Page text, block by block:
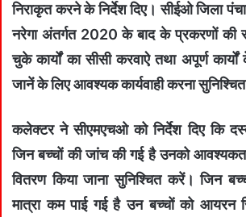
निराकृत करने के निर्देश दिए। सीईओ जिला
नरेगा अंतर्गत 2020 के बाद के प्रकरणों की
चुके कार्यों का सीसी करवाऐ तथा अपूर्ण
जानें के लिए आवश्यक कार्यवाही करना
कलेक्‍टर ने सीएमएचओ को निर्देश दिए कि
जिन बच्चों की जांच की गई है उनको
वितरण किया जाना सुनिश्चित करें। जिन
मात्रा कम पाई गई है उन बच्चों को आयरन